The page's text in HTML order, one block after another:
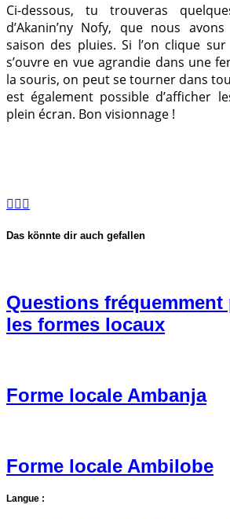
Ci-dessous, tu trouveras
d’Akanin’ny Nofy, que nous
saison des pluies. Si l’on clique
s’ouvre en vue agrandie dans une
la souris, on peut se tourner dans
est également possible d’afficher
plein écran. Bon visionnage !
Das könnte dir auch gefallen
Questions fréquemment
les formes locaux
Forme locale Ambanja
Forme locale Ambilobe
Langue :